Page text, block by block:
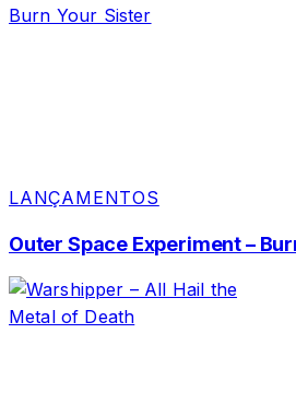
LANÇAMENTOS
Outer Space Experiment –